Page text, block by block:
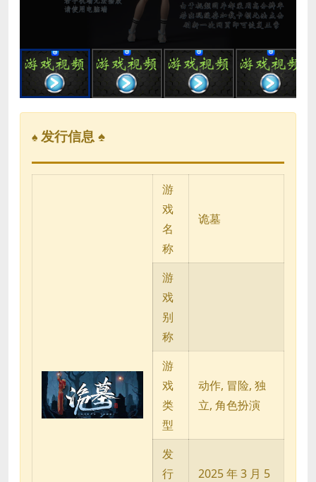
Video
♠ 发行信息 ♠
游
戏
名
称
诡墓
游
戏
别
称
游
戏
类
型
动作, 冒险, 独
立, 角色扮演
发
行
2025 年 3 月 5